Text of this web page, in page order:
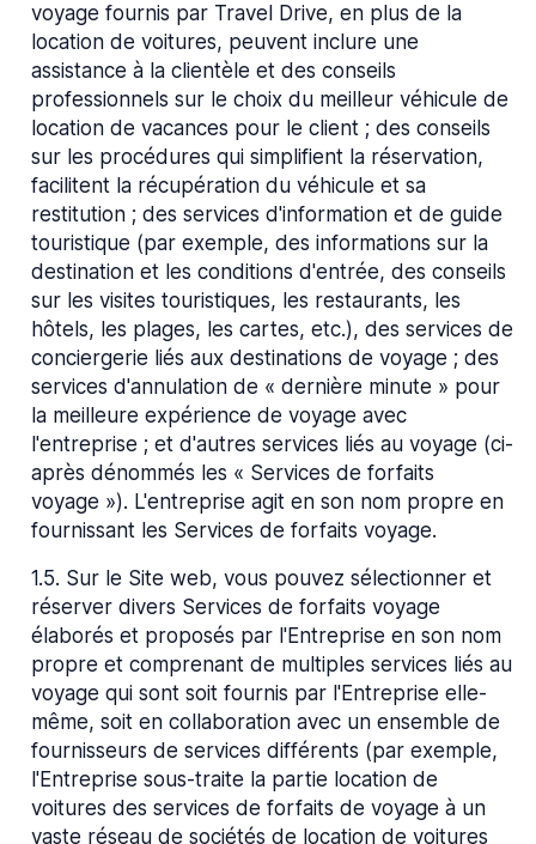
voyage fournis par Travel Drive, en plus de la
location de voitures, peuvent inclure une
assistance à la clientèle et des conseils
professionnels sur le choix du meilleur véhicule de
location de vacances pour le client ; des conseils
sur les procédures qui simplifient la réservation,
facilitent la récupération du véhicule et sa
restitution ; des services d'information et de guide
touristique (par exemple, des informations sur la
destination et les conditions d'entrée, des conseils
sur les visites touristiques, les restaurants, les
hôtels, les plages, les cartes, etc.), des services de
conciergerie liés aux destinations de voyage ; des
services d'annulation de « dernière minute » pour
la meilleure expérience de voyage avec
l'entreprise ; et d'autres services liés au voyage (ci-
après dénommés les « Services de forfaits
voyage »). L'entreprise agit en son nom propre en
fournissant les Services de forfaits voyage.
1.5. Sur le Site web, vous pouvez sélectionner et
réserver divers Services de forfaits voyage
élaborés et proposés par l'Entreprise en son nom
propre et comprenant de multiples services liés au
voyage qui sont soit fournis par l'Entreprise elle-
même, soit en collaboration avec un ensemble de
fournisseurs de services différents (par exemple,
l'Entreprise sous-traite la partie location de
voitures des services de forfaits de voyage à un
vaste réseau de sociétés de location de voitures